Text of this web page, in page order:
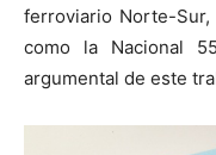
ferroviario Norte-Sur,
como la Nacional
argumental de este